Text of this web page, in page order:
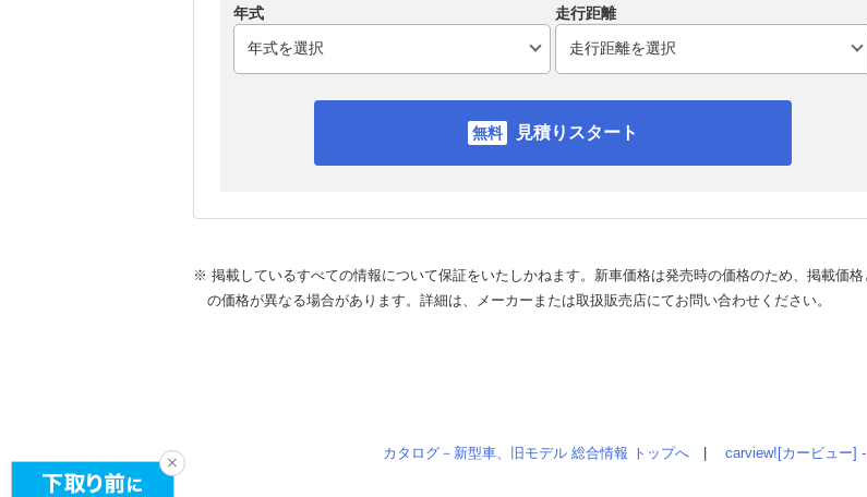
年式 走行距離
見積りスタート
※ 掲載しているすべての情報について保証をいたしかねます。新車価格は発売時の価格のため、掲載価格
の価格が異なる場合があります。詳細は、メーカーまたは取扱販売店にてお問い合わせください。
カタログ－新型車、旧モデル 総合情報 トップへ carview![カービュー]